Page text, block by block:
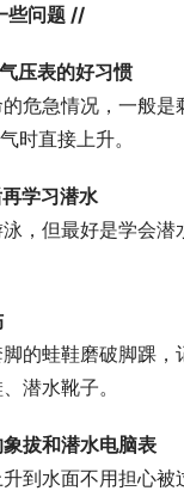
些问题 //
压表的好习惯
危急情况，一般
时直接上升。
学习潜水
，但最好是学会潜
的蛙鞋磨破脚踝，
潜水靴子。
拔和潜水电脑表
到水面不用担心被